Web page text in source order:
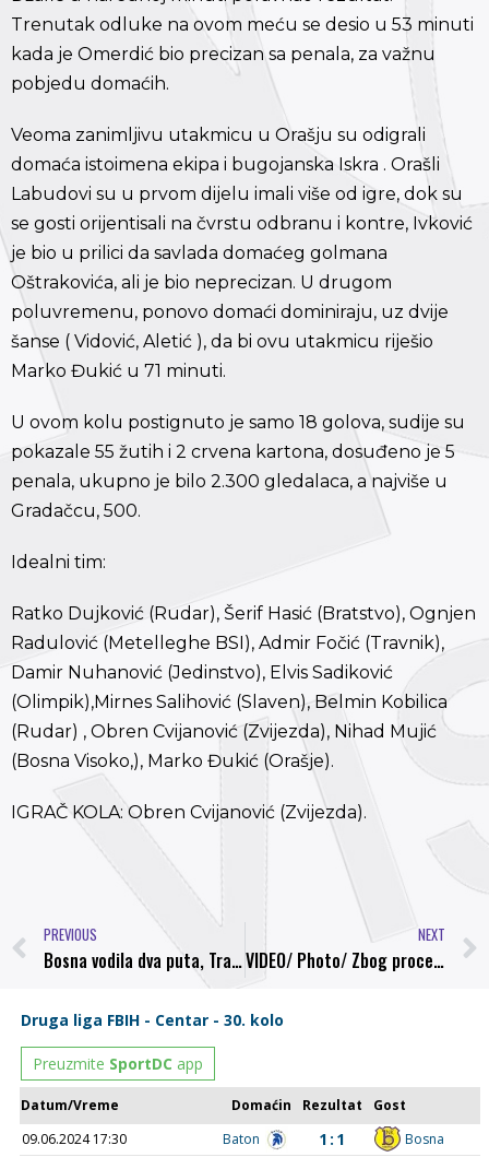
Trenutak odluke na ovom meću se desio u 53 minuti
kada je Omerdić bio precizan sa penala, za važnu
pobjedu domaćih.
Veoma zanimljivu utakmicu u Orašju su odigrali
domaća istoimena ekipa i bugojanska Iskra . Orašli
Labudovi su u prvom dijelu imali više od igre, dok su
se gosti orijentisali na čvrstu odbranu i kontre, Ivković
je bio u prilici da savlada domaćeg golmana
Oštrakovića, ali je bio neprecizan. U drugom
poluvremenu, ponovo domaći dominiraju, uz dvije
šanse ( Vidović, Aletić ), da bi ovu utakmicu riješio
Marko Đukić u 71 minuti.
U ovom kolu postignuto je samo 18 golova, sudije su
pokazale 55 žutih i 2 crvena kartona, dosuđeno je 5
penala, ukupno je bilo 2.300 gledalaca, a najviše u
Gradačcu, 500.
Idealni tim:
Ratko Dujković (Rudar), Šerif Hasić (Bratstvo), Ognjen
Radulović (Metelleghe BSI), Admir Fočić (Travnik),
Damir Nuhanović (Jedinstvo), Elvis Sadiković
(Olimpik),Mirnes Salihović (Slaven), Belmin Kobilica
(Rudar) , Obren Cvijanović (Zvijezda), Nihad Mujić
(Bosna Visoko,), Marko Đukić (Orašje).
IGRAČ KOLA: Obren Cvijanović (Zvijezda).
PREVIOUS
Bosna vodila dva puta, Travnik teško do boda na svom terenu
NEXT
VIDEO/ Photo/ Zbog procesa izgradnje tribine na “Lukama”, iz bezbjedonosnih razloga prirodni dekor ovog stadiona odlazi u historiju